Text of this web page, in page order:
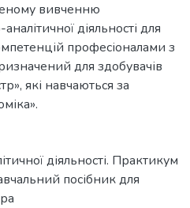
вивченню
діяльності для
професіоналами з
для здобувачів
які навчаються за
діяльності. Практикум
посібник для